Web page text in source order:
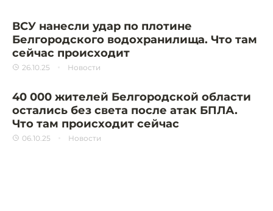
ВСУ нанесли удар по плотине
Белгородского водохранилища. Что там
сейчас происходит
26.10.25 Новости
40 000 жителей Белгородской области
остались без света после атак БПЛА.
Что там происходит сейчас
06.10.25 Новости